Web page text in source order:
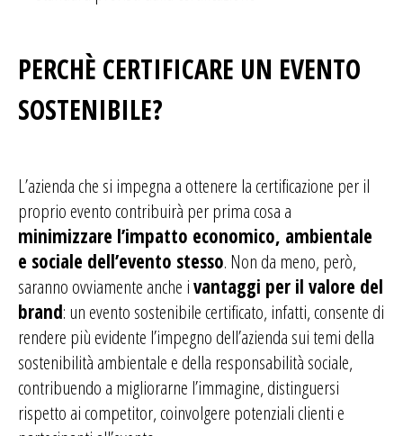
PERCHÈ CERTIFICARE UN EVENTO
SOSTENIBILE?
L’azienda che si impegna a ottenere la certificazione per il
proprio evento contribuirà per prima cosa a
minimizzare l’impatto economico, ambientale
e sociale dell’evento stesso. Non da meno, però,
saranno ovviamente anche ivantaggi per il valore del
brand: un evento sostenibile certificato, infatti, consente di
rendere più evidente l’impegno dell’azienda sui temi della
sostenibilità ambientale e della responsabilità sociale,
contribuendo a migliorarne l’immagine, distinguersi
rispetto ai competitor, coinvolgere potenziali clienti e